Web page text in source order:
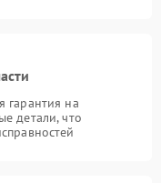
гарантия на
детали, что